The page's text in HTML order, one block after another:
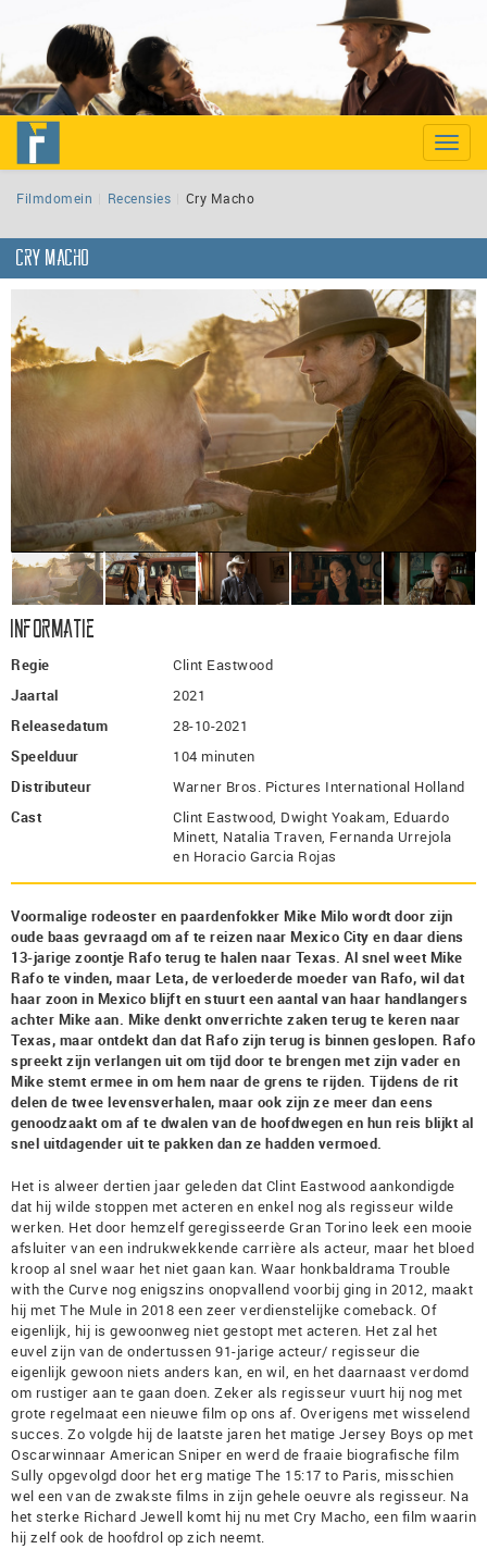
Toggle
Filmdomein Recensies Cry Macho
Cry Macho
Informatie
Regie
Clint Eastwood
Jaartal
2021
Releasedatum
28-10-2021
Speelduur
104 minuten
Distributeur
Warner Bros. Pictures International Holland
Cast
Clint Eastwood, Dwight Yoakam, Eduardo
Minett, Natalia Traven, Fernanda Urrejola
en Horacio Garcia Rojas
Voormalige rodeoster en paardenfokker Mike Milo wordt door zijn
oude baas gevraagd om af te reizen naar Mexico City en daar diens
13-jarige zoontje Rafo terug te halen naar Texas. Al snel weet Mike
Rafo te vinden, maar Leta, de verloederde moeder van Rafo, wil dat
haar zoon in Mexico blijft en stuurt een aantal van haar handlangers
achter Mike aan. Mike denkt onverrichte zaken terug te keren naar
Texas, maar ontdekt dan dat Rafo zijn terug is binnen geslopen. Rafo
spreekt zijn verlangen uit om tijd door te brengen met zijn vader en
Mike stemt ermee in om hem naar de grens te rijden. Tijdens de rit
delen de twee levensverhalen, maar ook zijn ze meer dan eens
genoodzaakt om af te dwalen van de hoofdwegen en hun reis blijkt al
snel uitdagender uit te pakken dan ze hadden vermoed.
Het is alweer dertien jaar geleden dat Clint Eastwood aankondigde
dat hij wilde stoppen met acteren en enkel nog als regisseur wilde
werken. Het door hemzelf geregisseerde Gran Torino leek een mooie
afsluiter van een indrukwekkende carrière als acteur, maar het bloed
kroop al snel waar het niet gaan kan. Waar honkbaldrama Trouble
with the Curve nog enigszins onopvallend voorbij ging in 2012, maakt
hij met The Mule in 2018 een zeer verdienstelijke comeback. Of
eigenlijk, hij is gewoonweg niet gestopt met acteren. Het zal het
euvel zijn van de ondertussen 91-jarige acteur/ regisseur die
eigenlijk gewoon niets anders kan, en wil, en het daarnaast verdomd
om rustiger aan te gaan doen. Zeker als regisseur vuurt hij nog met
grote regelmaat een nieuwe film op ons af. Overigens met wisselend
succes. Zo volgde hij de laatste jaren het matige Jersey Boys op met
Oscarwinnaar American Sniper en werd de fraaie biografische film
Sully opgevolgd door het erg matige The 15:17 to Paris, misschien
wel een van de zwakste films in zijn gehele oeuvre als regisseur. Na
het sterke Richard Jewell komt hij nu met Cry Macho, een film waarin
hij zelf ook de hoofdrol op zich neemt.